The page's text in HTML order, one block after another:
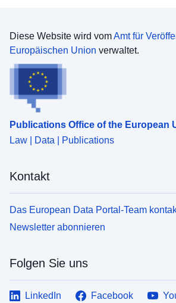
Diese Website wird vomAmt für
Europäischen Union verwaltet.
Publications Office of the European
Law | Data | Publications
Kontakt
Das European Data Portal-Team
Newsletter abonnieren
Folgen Sie uns
LinkedIn Facebook